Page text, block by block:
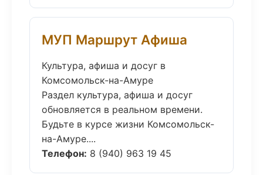
МУП Маршрут Афиша
Культура, афиша и досуг в
Комсомольск-на-Амуре
Раздел культура, афиша и досуг
обновляется в реальном времени.
Будьте в курсе жизни Комсомольск-
на-Амуре....
Телефон: 8 (940) 963 19 45